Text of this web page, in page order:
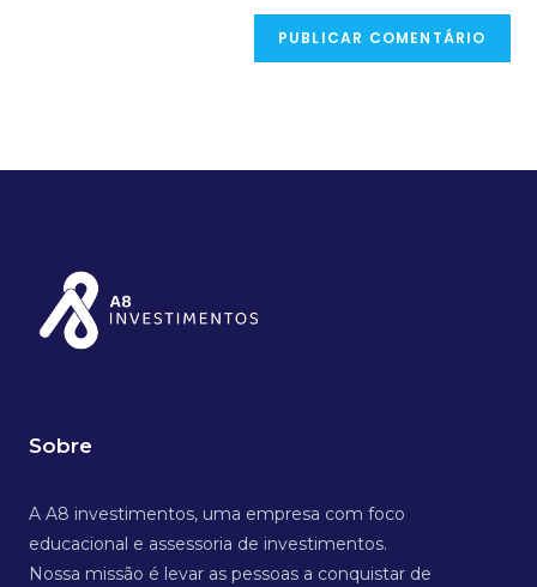
Sobre
A A8 investimentos, uma empresa com foco
educacional e assessoria de investimentos.
Nossa missão é levar as pessoas a conquistar de